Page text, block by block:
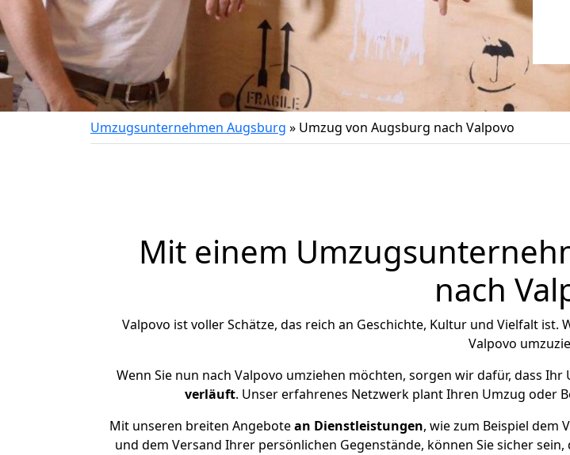
Umzugsunternehmen Augsburg » Umzug von Augsburg nach Valpovo
Mit einem
nach
Valpovo ist voller Schätze, das reich an Geschichte, Kultur und Vielfalt ist.
Valpovo
Wenn Sie nun nach Valpovo umziehen möchten, sorgen wir dafür, dass
verläuft. Unser erfahrenes Netzwerk plant Ihren Umzug oder
Mit unseren breiten Angebotean Dienstleistungen, wie zum Beispiel dem
und dem Versand Ihrer persönlichen Gegenstände, können Sie sicher sein,